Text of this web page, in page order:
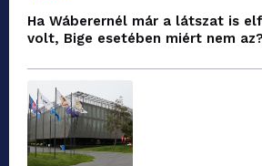
Ha Wáberernél már a látszat is
volt, Bige esetében miért nem az?